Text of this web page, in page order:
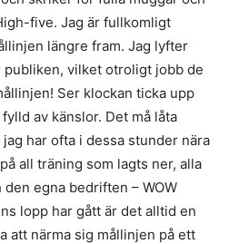
five. Jag är fullkomligt
längre fram. Jag lyfter
publiken, vilket otroligt jobb de
Ser klockan ticka upp
av känslor. Det må låta
har ofta i dessa stunder nära
all träning som lagts ner, alla
egna bedriften – WOW
lopp har gått är det alltid en
att närma sig mållinjen på ett